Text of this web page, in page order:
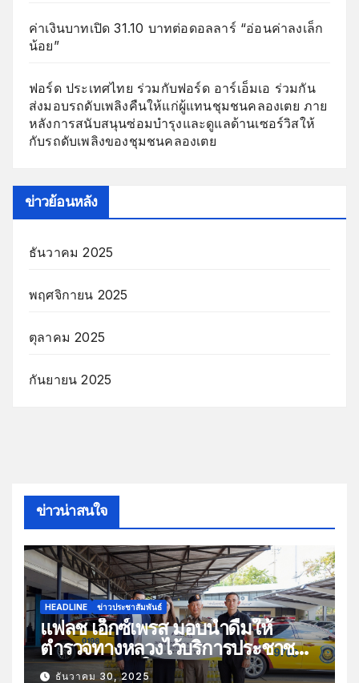
ค่าเงินบาทเปิด 31.10 บาทต่อดอลลาร์ “อ่อนค่าลงเล็ก
น้อย”
ฟอร์ด ประเทศไทย ร่วมกับฟอร์ด อาร์เอ็มเอ ร่วมกัน
ส่งมอบรถดับเพลิงคืนให้แก่ผู้แทนชุมชนคลองเตย ภาย
หลังการสนับสนุนซ่อมบำรุงและดูแลด้านเซอร์วิสให้
กับรถดับเพลิงของชุมชนคลองเตย
ข่าวย้อนหลัง
ธันวาคม 2025
พฤศจิกายน 2025
ตุลาคม 2025
กันยายน 2025
ข่าวน่าสนใจ
HEADLINE ข่าวประชาสัมพันธ์
แฟลช เอ็กซ์เพรส มอบน้ำดื่มให้
ตำรวจทางหลวงไว้บริการประชาชน
ช่วงเทศกาลปีใหม่
ธันวาคม 30, 2025